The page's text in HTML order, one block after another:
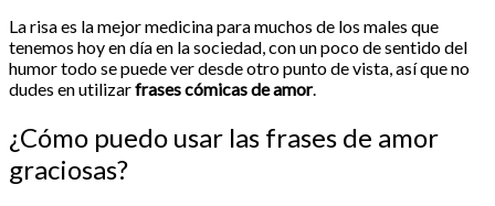
La risa es la mejor medicina para muchos de los males que
tenemos hoy en día en la sociedad, con un poco de sentido del
humor todo se puede ver desde otro punto de vista, así que no
dudes en utilizarfrases cómicas de amor.
¿Cómo puedo usar las frases de amor
graciosas?